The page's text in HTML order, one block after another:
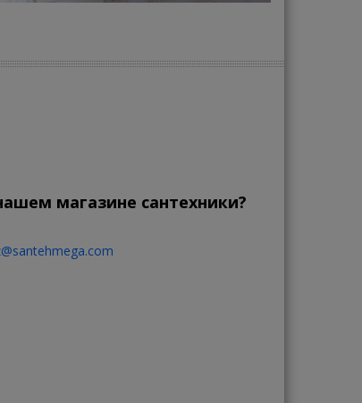
магазине сантехники?